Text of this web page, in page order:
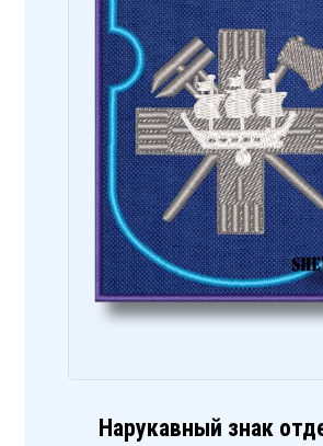
Нарукавный знак